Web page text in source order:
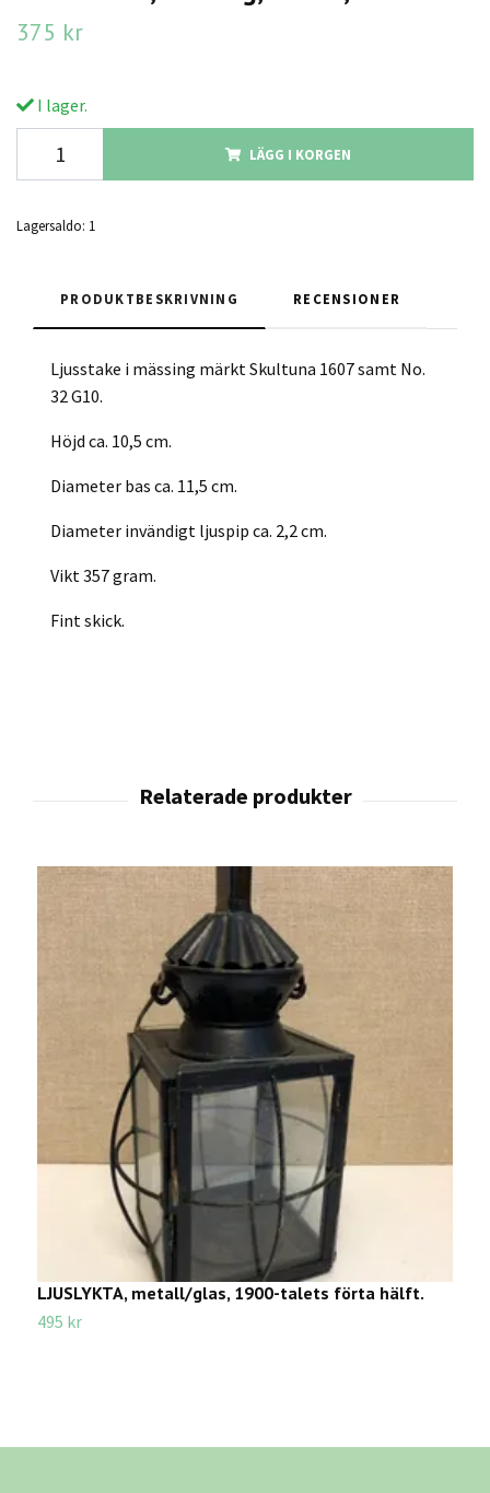
375 kr
I lager.
LÄGG I KORGEN
Lagersaldo: 1
PRODUKTBESKRIVNING RECENSIONER
Ljusstake i mässing märkt Skultuna 1607 samt No.
32 G10.
Höjd ca. 10,5 cm.
Diameter bas ca. 11,5 cm.
Diameter invändigt ljuspip ca. 2,2 cm.
Vikt 357 gram.
Fint skick.
LJUSLYKTA, metall/glas, 1900-talets förta hälft.
495 kr